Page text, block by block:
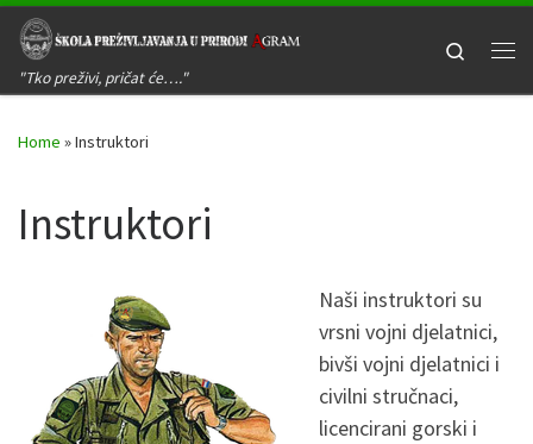
Skip to content
"Tko preživi, pričat će…."
Search
Home »Instruktori
Instruktori
Naši instruktori su
vrsni vojni djelatnici,
bivši vojni djelatnici i
civilni stručnaci,
licencirani gorski i